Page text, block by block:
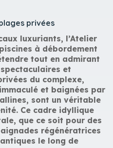
privées
luxuriants, l’Atelier
à débordement
tout en admirant
et
du complexe,
et baignées par
sont un véritable
Ce cadre idyllique
que ce soit pour des
régénératrices
le long de